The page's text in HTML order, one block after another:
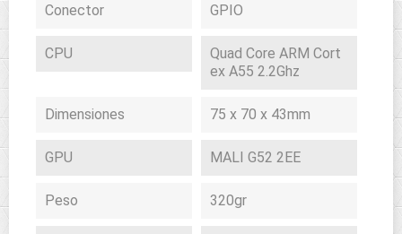
Conector GPIO
CPU
Quad Core ARM Cort
ex A55 2.2Ghz
Dimensiones 75 x 70 x 43mm
GPU MALI G52 2EE
Peso 320gr